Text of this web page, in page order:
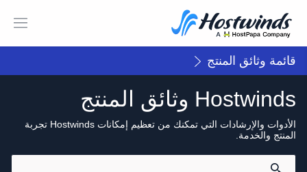
قائمة وثائق المنتج
Hostwinds وثائق المنتج
الأدوات والإرشادات التي تمكنك من تعظيم إمكانات Hostwinds تجربة
المنتج والخدمة.